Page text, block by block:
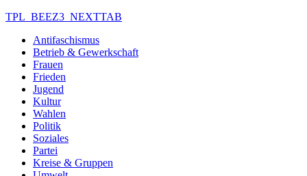
TPL_BEEZ3_NEXTTAB
Antifaschismus
Betrieb & Gewerkschaft
Frauen
Frieden
Jugend
Kultur
Wahlen
Politik
Soziales
Partei
Kreise & Gruppen